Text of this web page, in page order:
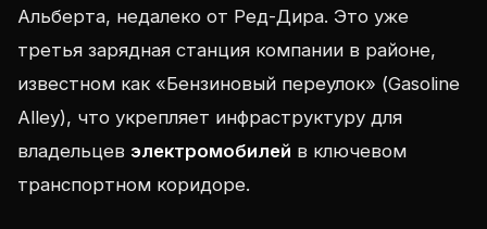
Альберта, недалеко от Ред-Дира. Это уже
третья зарядная станция компании в районе,
известном как «Бензиновый переулок» (Gasoline
Alley), что укрепляет инфраструктуру для
владельцев электромобилей в ключевом
транспортном коридоре.